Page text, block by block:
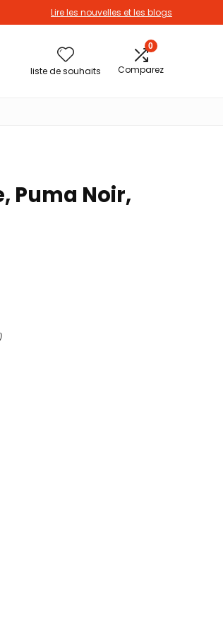
Lire les nouvelles et les blogs
liste de souhaits
0
Comparez
Puma Noir,